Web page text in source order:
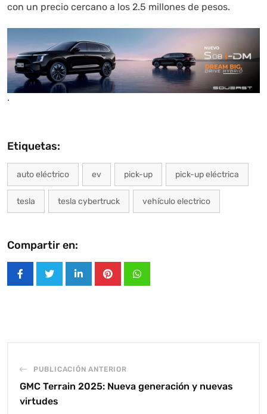
con un precio cercano a los 2.5 millones de pesos.
.
Etiquetas:
auto eléctrico ev pick-up pick-up eléctrica
tesla tesla cybertruck vehículo electrico
Compartir en:
LinkedInPinterestWhatsapp
PUBLICACIÓN ANTERIOR
GMC Terrain 2025: Nueva generación y nuevas
virtudes